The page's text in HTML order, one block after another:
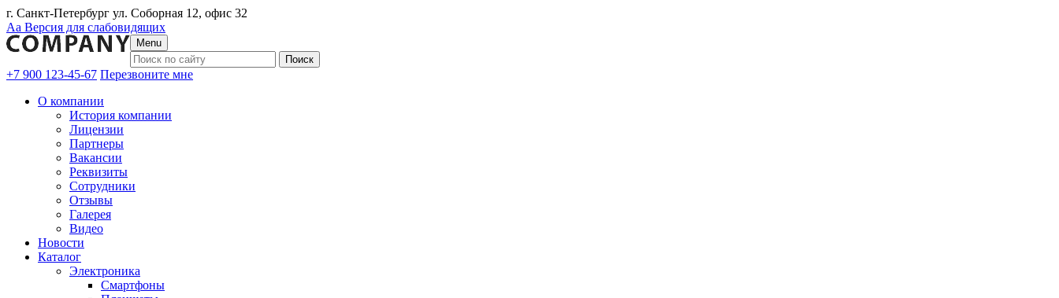
г. Санкт-Петербург ул. Соборная 12, офис 32
Аа Версия для слабовидящих
Menu
+7 900 123-45-67 Перезвоните мне
О компании
История компании
Лицензии
Партнеры
Вакансии
Реквизиты
Сотрудники
Отзывы
Галерея
Видео
Новости
Каталог
Электроника
Смартфоны